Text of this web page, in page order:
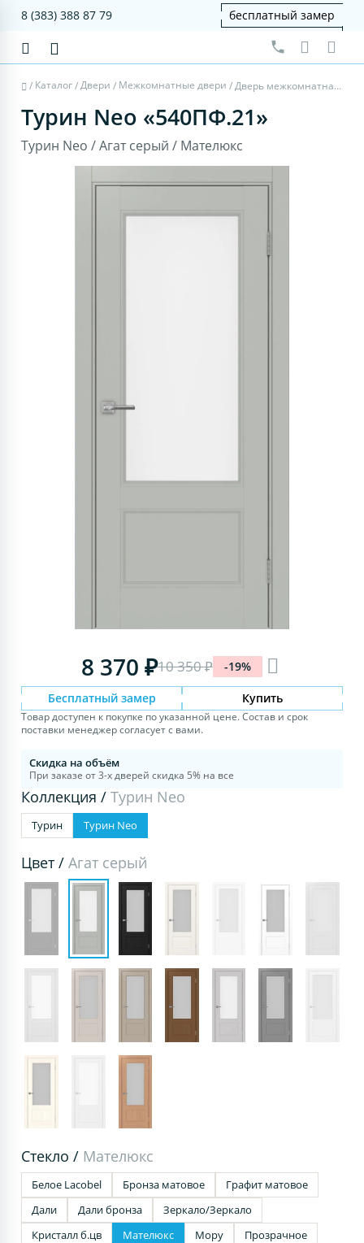
8 (383) 388 87 79 бесплатный замер
/ Каталог/Двери / Межкомнатные двери / Дверь межкомнатная Турин Neo 540ПФ.21 - агат серый, мателюкс
Турин Neo «540ПФ.21»
Турин Neo / Агат серый / Мателюкс
8 370 ₽10 350 ₽ -19%
Бесплатный замер Купить
Товар доступен к покупке по указанной цене. Состав и срок
поставки менеджер согласует с вами.
Скидка на объём
При заказе от 3-х дверей скидка 5% на все
Коллекция /Турин Neo
Турин Турин Neo
Цвет /Агат серый
Стекло / Мателюкс
Белое Lacobel Бронза матовое
Графит матовое
Дали
Дали бронза
Зеркало/Зеркало
Кристалл б.цв
Мателюкс Мору
Прозрачное